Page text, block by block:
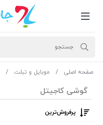
صفحه اصلی موبایل و تبلت
گوشی کاجیتل
پرفروش‌ترین‌